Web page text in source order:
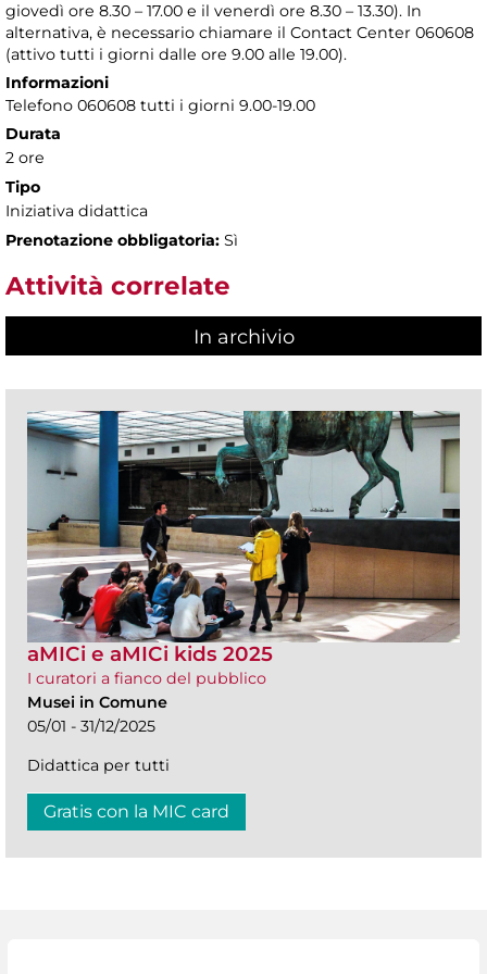
giovedì ore 8.30 – 17.00 e il venerdì ore 8.30 – 13.30). In
alternativa, è necessario chiamare il Contact Center 060608
(attivo tutti i giorni dalle ore 9.00 alle 19.00).
Informazioni
Telefono 060608 tutti i giorni 9.00-19.00
Durata
2 ore
Tipo
Iniziativa didattica
Prenotazione obbligatoria: Sì
Attività correlate
In archivio
aMICi e aMICi kids 2025
I curatori a fianco del pubblico
Musei in Comune
05/01 - 31/12/2025
Didattica per tutti
Gratis con la MIC card